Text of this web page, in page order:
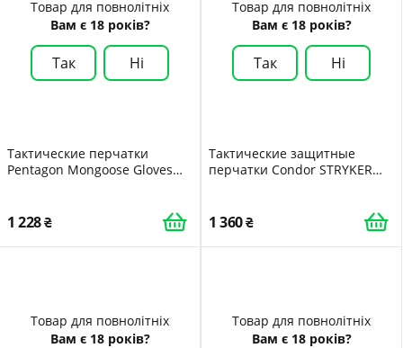
Товар для повнолітніх
Вам є 18 років?
Так Ні
Тактические перчатки
Pentagon Mongoose Gloves
1 228
Товар для повнолітніх
Вам є 18 років?
Так Ні
Тактические защитные
перчатки Condor STRYKER
1 360
Товар для повнолітніх
Вам є 18 років?
Товар для повнолітніх
Вам є 18 років?